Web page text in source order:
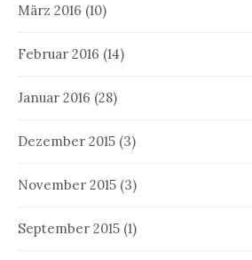
März 2016 (10)
Februar 2016 (14)
Januar 2016 (28)
Dezember 2015 (3)
November 2015 (3)
September 2015 (1)